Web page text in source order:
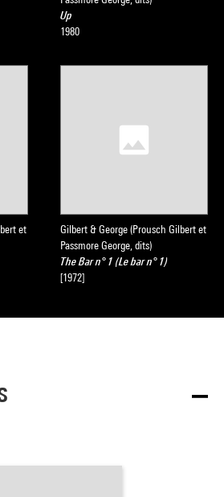
Musée national d'art moderne
Up
1980
et
Gilbert & George (Prousch Gilbert et
Passmore George, dits)
The Bar n° 1 (Le bar n° 1)
[1972]